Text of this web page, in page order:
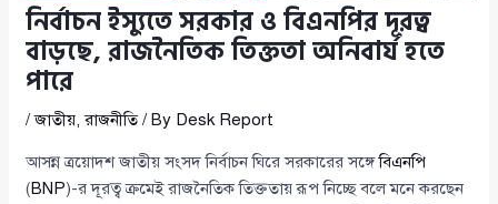
নির্বাচন ইস্যুতে সরকার ও বিএনপির দূরত্ব
বাড়ছে, রাজনৈতিক তিক্ততা অনিবার্য হতে
পারে
/জাতীয়,রাজনীতি/ By Desk Report
আসন্ন ত্রয়োদশ জাতীয় সংসদ নির্বাচন ঘিরে সরকারের সঙ্গেবিএনপি
(BNP)-র দূরত্ব ক্রমেই রাজনৈতিক তিক্ততায় রূপ নিচ্ছে বলে মনে করছেন